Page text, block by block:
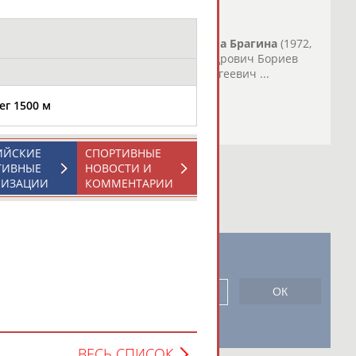
Людмила Брагина (1972,
...Бордовский Денис Александрович Бориев
Ивановна Бугаев Владимир Сергеевич ...
СТАДИОН)
1500 м
СПОРТИВНЫЕ
НОВОСТИ И
КОММЕНТАРИИ